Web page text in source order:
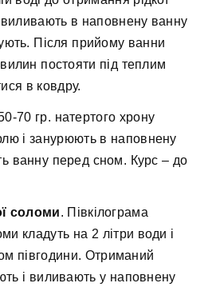
виливають в наповнену ванну
Після прийому ванни
постояти під теплим
в ковдру.
70 гр. натертого хрону
і занурюють в наповнену
ванну перед сном. Курс – до
соломи. Півкілограма
кладуть на 2 літри води і
півгодини. Отриманий
і виливають у наповнену